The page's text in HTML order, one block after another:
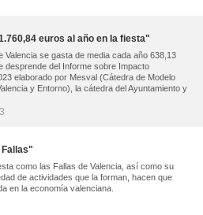
euros al año en la fiesta"
Valencia se gasta de media cada año 638,13
desprende del Informe sobre Impacto
elaborado por Mesval (Cátedra de Modelo
y Entorno), la cátedra del Ayuntamiento y
como las Fallas de Valencia, así como su
de actividades que la forman, hacen que
en la economía valenciana.